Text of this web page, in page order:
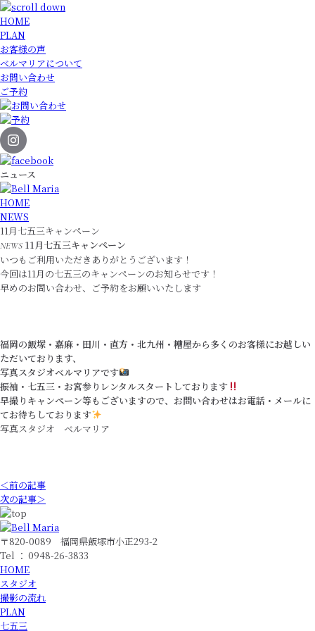
HOME
PLAN
お客様の声
ベルマリアについて
お問い合わせ
ご予約
ニュース
HOME
NEWS
11月七五三キャンペーン
NEWS 11月七五三キャンペーン
いつもご利用いただきありがとうございます！
今回は11月の七五三のキャンペーンのお知らせです！
早めのお問い合わせ、ご予約をお願いいたします
福岡の飯塚・嘉麻・田川・直方・北九州・糟屋から多くのお客様にお越しい
ただいております、
写真スタジオベルマリアです
振袖・七五三・お宮参りレンタルスタートしております
早撮りキャンペーン等もございますので、お問い合わせはお電話・メールに
てお待ちしております
写真スタジオ ベルマリア
＜前の記事
次の記事＞
〒820-0089 福岡県飯塚市小正293-2
Tel ： 0948-26-3833
HOME
スタジオ
撮影の流れ
PLAN
七五三